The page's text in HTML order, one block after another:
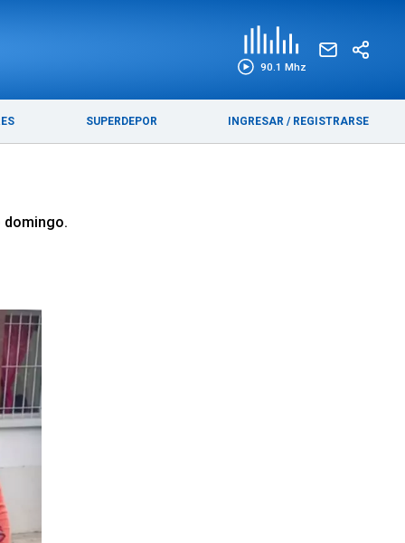
90.1 Mhz
SUPERDEPOR INGRESAR / REGISTRARSE
domingo.